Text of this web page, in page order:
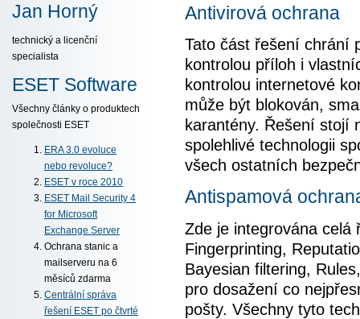
Jan Horný
technický a licenční
specialista
ESET Software
Všechny články o produktech
společnosti ESET
ERA 3.0 evoluce
nebo revoluce?
ESET v roce 2010
ESET Mail Security 4
for Microsoft
Exchange Server
Ochrana stanic a
mailserveru na 6
měsíců zdarma
Centrální správa
řešení ESET po čtvrté
Antivirová ochrana
Tato část řešení chrání
kontrolou příloh i
kontrolou internetové
může být blokován,
karantény. Řešení stojí
spolehlivé technologii
všech ostatních
Antispamová
Zde je integrována celá
Fingerprinting,
Bayesian filtering,
pro dosažení co
pošty. Všechny tyto